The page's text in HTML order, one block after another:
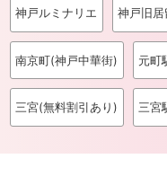
神戸ルミナリエ 神戸旧居
南京町(神戸中華街) 元町
三宮(無料割引あり) 三宮